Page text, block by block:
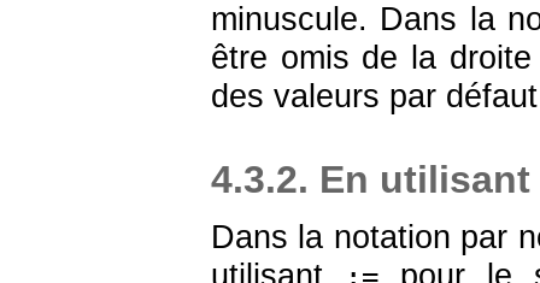
minuscule. Dans la
être omis de la
des valeurs par
4.3.2. En
Dans la notation par